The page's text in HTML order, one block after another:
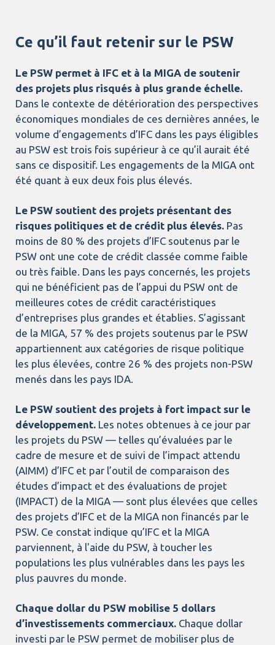
Ce qu’il faut retenir sur le PSW
Le PSW permet à IFC et à la MIGA de soutenir
des projets plus risqués à plus grande échelle.
Dans le contexte de détérioration des perspectives
économiques mondiales de ces dernières années, le
volume d’engagements d’IFC dans les pays éligibles
au PSW est trois fois supérieur à ce qu’il aurait été
sans ce dispositif. Les engagements de la MIGA ont
été quant à eux deux fois plus élevés.
Le PSW soutient des projets présentant des
risques politiques et de crédit plus élevés. Pas
moins de 80 % des projets d’IFC soutenus par le
PSW ont une cote de crédit classée comme faible
ou très faible. Dans les pays concernés, les projets
qui ne bénéficient pas de l’appui du PSW ont de
meilleures cotes de crédit caractéristiques
d’entreprises plus grandes et établies. S’agissant
de la MIGA, 57 % des projets soutenus par le PSW
appartiennent aux catégories de risque politique
les plus élevées, contre 26 % des projets non-PSW
menés dans les pays IDA.
Le PSW soutient des projets à fort impact sur le
développement. Les notes obtenues à ce jour par
les projets du PSW — telles qu’évaluées par le
cadre de mesure et de suivi de l’impact attendu
(AIMM) d’IFC et par l’outil de comparaison des
études d’impact et des évaluations de projet
(IMPACT) de la MIGA — sont plus élevées que celles
des projets d’IFC et de la MIGA non financés par le
PSW. Ce constat indique qu’IFC et la MIGA
parviennent, à l'aide du PSW, à toucher les
populations les plus vulnérables dans les pays les
plus pauvres du monde.
Chaque dollar du PSW mobilise 5 dollars
d’investissements commerciaux. Chaque dollar
investi par le PSW permet de mobiliser plus de